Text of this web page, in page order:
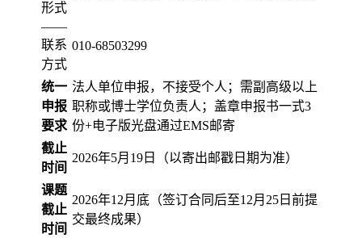
形式
——
联系
方式
010-68503299
统一
申报
要求
法人单位申报，不接受个人；需副高级以上
职称或博士学位负责人；盖章申报书一式3
份+电子版光盘通过EMS邮寄
截止
时间
2026年5月19日（以寄出邮戳日期为准）
课题
截止
时间
2026年12月底（签订合同后至12月25日前提
交最终成果）